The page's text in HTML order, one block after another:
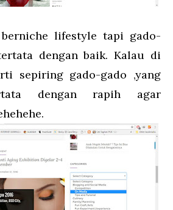
lifestyle tapi gado-
dengan baik. Kalau di
sepiring gado-gado ,yang
dengan rapih agar